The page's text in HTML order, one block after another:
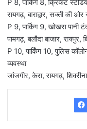
P 8, पार्किंग 8, क्रिकेट
रायगढ़, बाराद्वार, सक्ती की
P 9, पार्किंग 9, खोखरा पानी
पामगढ़, बलौदा बाजार,
P 10, पार्किंग 10, पुलिस
व्यवस्था
जांजगीर, केरा, रायगढ़,